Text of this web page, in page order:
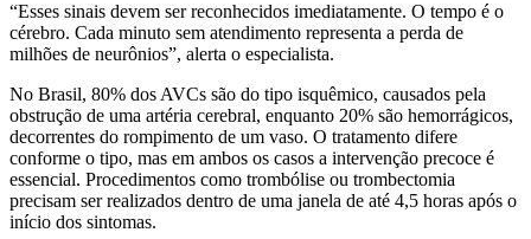
“Esses sinais devem ser reconhecidos imediatamente. O tempo é o
cérebro. Cada minuto sem atendimento representa a perda de
milhões de neurônios”, alerta o especialista.
No Brasil, 80% dos AVCs são do tipo isquêmico, causados pela
obstrução de uma artéria cerebral, enquanto 20% são hemorrágicos,
decorrentes do rompimento de um vaso. O tratamento difere
conforme o tipo, mas em ambos os casos a intervenção precoce é
essencial. Procedimentos como trombólise ou trombectomia
precisam ser realizados dentro de uma janela de até 4,5 horas após o
início dos sintomas.